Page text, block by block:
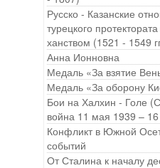
Русско - Казанские
турецкого
ханством (1521 - 1549
Анна Ионновна
Медаль «За взятие
Медаль «За оборону
Бои на Халхин - Голе
война 11 мая 1939 –
Конфликт в Южной
событий
От Сталина к началу